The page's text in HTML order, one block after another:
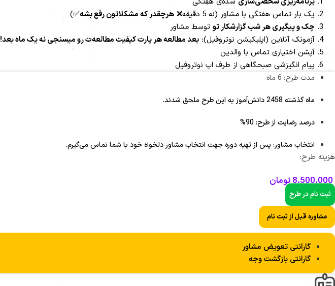
یک بار تماس هفتگی با مشاور (نه 5 دقیقه❌
هرچقدر که مشکلاتون رفع بشه✅)
چک و پیگیری هر شب گزارشکار تو توسط مشاور
آزمونک آنلاین (اپلیکیشن نوتروفیل): بعد مطالعه هر پارت کیفیت مطالعه‌ت رو میسنجی نه یک ماه بعد!
آپشن اختیاری تماس با والدین
پیام انگیزشی صبحگاهی از طرف اپ نوتروفیل
مدت طرح: 6 ماه
ماه گذشته 2458 دانش‌آموز به این طرح ملحق شدند.
درصد رضایت از طرح: 90%
انتخاب مشاور: پس از تهیه دوره جهت انتخاب مشاور دلخواه خود با شما تماس می‌گیرم.
هزینه طرح:
8.500.000تومان
ثبت نام در طرح
مشاوره قبل از ثبت نام
گارانتی تعویض مشاور
گارانتی بازگشت وجه